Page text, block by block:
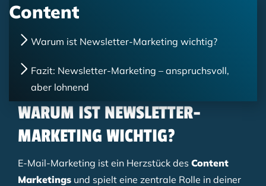
Content
Warum ist Newsletter-Marketing wichtig?
Fazit: Newsletter-Marketing – anspruchsvoll,
aber lohnend
WARUM IST NEWSLETTER-
MARKETING WICHTIG?
E-Mail-Marketing ist ein Herzstück des Content
Marketings und spielt eine zentrale Rolle in deiner